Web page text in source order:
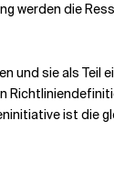
werden die
und sie als
ist die